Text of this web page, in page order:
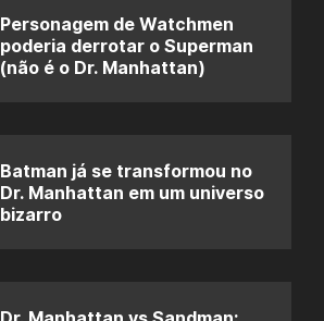
Personagem de Watchmen
poderia derrotar o Superman
(não é o Dr. Manhattan)
Batman já se transformou no
Dr. Manhattan em um universo
bizarro